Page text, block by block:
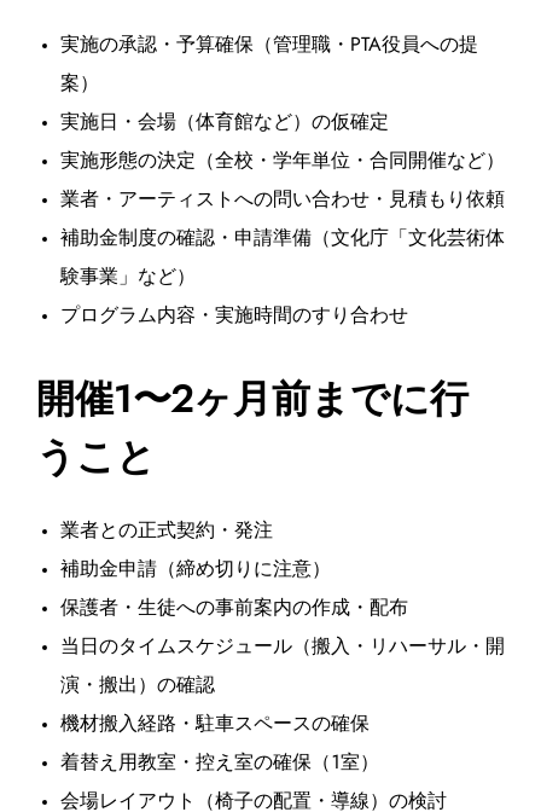
実施の承認・予算確保（管理職・PTA役員への提
案）
実施日・会場（体育館など）の仮確定
実施形態の決定（全校・学年単位・合同開催など）
業者・アーティストへの問い合わせ・見積もり依頼
補助金制度の確認・申請準備（文化庁「文化芸術体
験事業」など）
プログラム内容・実施時間のすり合わせ
開催1〜2ヶ月前までに行
うこと
業者との正式契約・発注
補助金申請（締め切りに注意）
保護者・生徒への事前案内の作成・配布
当日のタイムスケジュール（搬入・リハーサル・開
演・搬出）の確認
機材搬入経路・駐車スペースの確保
着替え用教室・控え室の確保（1室）
会場レイアウト（椅子の配置・導線）の検討